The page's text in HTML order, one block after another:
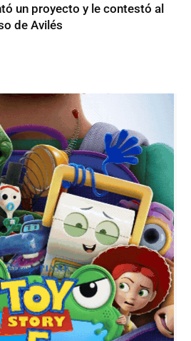
un proyecto y le contestó al
de Avilés